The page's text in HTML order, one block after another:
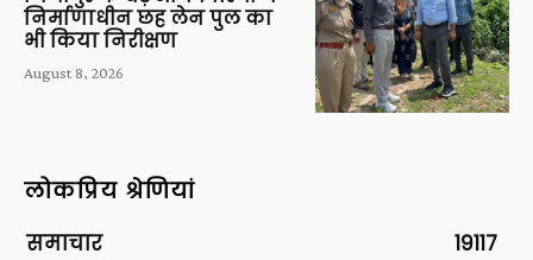
निर्माणाधीन छह लेन पुल का
भी किया निरीक्षण
August 8, 2026
लोकप्रिय श्रेणियां
समाचार
19117